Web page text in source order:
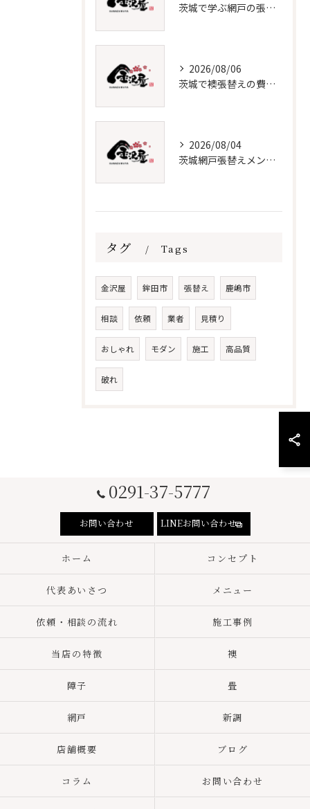
茨城で学ぶ網戸の張替えと保守法
2026/08/06
茨城で襖張替えの費用と時期を解説
2026/08/04
茨城網戸張替えメンテナンス必須知識
タグ Tags
金沢屋 鉾田市 張替え 鹿嶋市
相談 依頼 業者 見積り
おしゃれ モダン 施工 高品質
破れ
0291-37-5777
お問い合わせ LINEお問い合わせ
ホーム コンセプト
代表あいさつ メニュー
依頼・相談の流れ 施工事例
当店の特徴 襖
障子 畳
網戸 新調
店舗概要 ブログ
コラム お問い合わせ